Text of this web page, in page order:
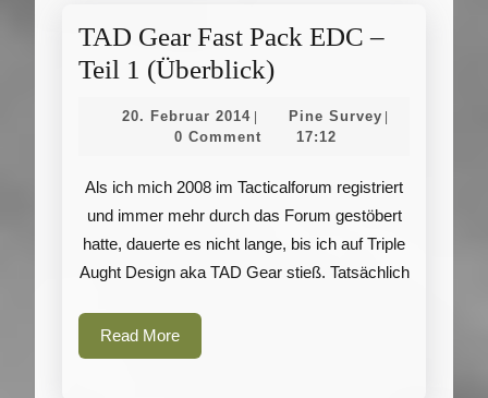
TAD Gear Fast Pack EDC –
Teil 1 (Überblick)TAD
Fast
EDC
Teil
20. Februar 201420.
Februar
Pine SurveyPine
0 Comment 17:12
Als ich mich 2008 im Tacticalforum registriert
und immer mehr durch das Forum gestöbert
hatte, dauerte es nicht lange, bis ich auf Triple
Aught Design aka TAD Gear stieß. Tatsächlich
Read MoreRead
More